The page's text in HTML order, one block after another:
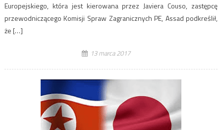
Europejskiego, która jest kierowana przez Javiera Couso, zastępcę
przewodniczącego Komisji Spraw Zagranicznych PE, Assad podkreślił,
że […]
13 marca 2017